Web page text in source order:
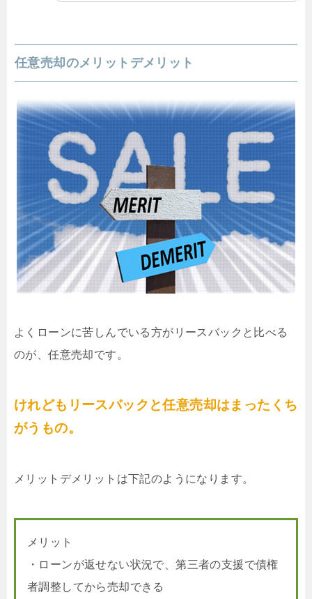
任意売却のメリットデメリット
よくローンに苦しんでいる方がリースバックと比べる
のが、任意売却です。
けれどもリースバックと任意売却はまったくち
がうもの。
メリットデメリットは下記のようになります。
メリット
・ローンが返せない状況で、第三者の支援で債権
者調整してから売却できる